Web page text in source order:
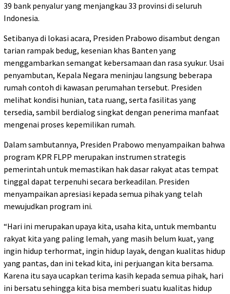
39 bank penyalur yang menjangkau 33 provinsi di seluruh
Indonesia.
Setibanya di lokasi acara, Presiden Prabowo disambut dengan
tarian rampak bedug, kesenian khas Banten yang
menggambarkan semangat kebersamaan dan rasa syukur. Usai
penyambutan, Kepala Negara meninjau langsung beberapa
rumah contoh di kawasan perumahan tersebut. Presiden
melihat kondisi hunian, tata ruang, serta fasilitas yang
tersedia, sambil berdialog singkat dengan penerima manfaat
mengenai proses kepemilikan rumah.
Dalam sambutannya, Presiden Prabowo menyampaikan bahwa
program KPR FLPP merupakan instrumen strategis
pemerintah untuk memastikan hak dasar rakyat atas tempat
tinggal dapat terpenuhi secara berkeadilan. Presiden
menyampaikan apresiasi kepada semua pihak yang telah
mewujudkan program ini.
“Hari ini merupakan upaya kita, usaha kita, untuk membantu
rakyat kita yang paling lemah, yang masih belum kuat, yang
ingin hidup terhormat, ingin hidup layak, dengan kualitas hidup
yang pantas, dan ini tekad kita, ini perjuangan kita bersama.
Karena itu saya ucapkan terima kasih kepada semua pihak, hari
ini bersatu sehingga kita bisa memberi suatu kualitas hidup